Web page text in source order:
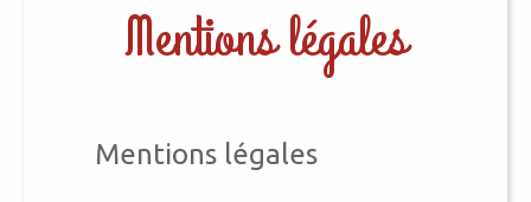
Mentions légales
Mentions légales